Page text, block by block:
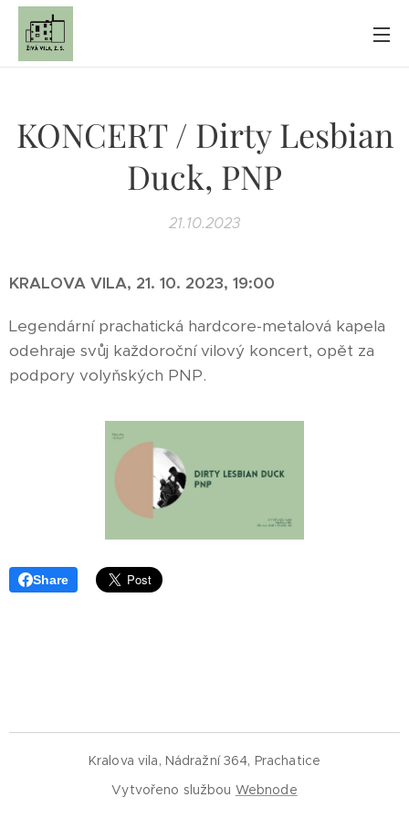
KONCERT / Dirty Lesbian
Duck, PNP
21.10.2023
KRALOVA VILA, 21. 10. 2023, 19:00
Legendární prachatická hardcore-metalová kapela
odehraje svůj každoroční vilový koncert, opět za
podpory volyňských PNP.
Share
Kralova vila, Nádražní 364, Prachatice
Vytvořeno službou Webnode